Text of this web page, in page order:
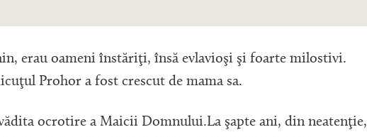
erau oameni înstăriţi, însă evlavioşi şi foarte milostivi.
Prohor a fost crescut de mama sa.
ocrotire a Maicii Domnului.La şapte ani, din neatenţie,